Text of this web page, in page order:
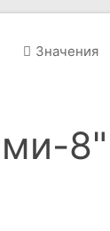
Значения
ми-8"